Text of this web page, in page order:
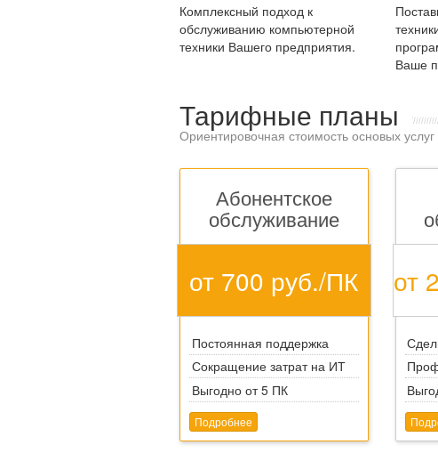
Комплексный подход к
обслуживанию компьютерной
техники Вашего предприятия.
Ваше
Тарифные планы
Ориентировочная стоимость основых услуг
Абонентское
обслуживание
от 700 руб./ПК
Постоянная поддержка
Сокращение затрат на ИТ
Выгодно от 5 ПК
Подробнее
от